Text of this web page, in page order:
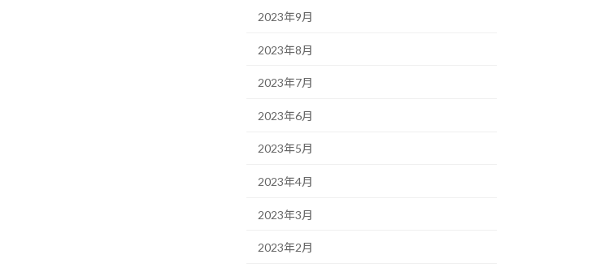
2023年9月
2023年8月
2023年7月
2023年6月
2023年5月
2023年4月
2023年3月
2023年2月